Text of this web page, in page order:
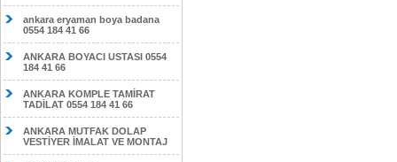
ankara eryaman boya badana
0554 184 41 66
ANKARA BOYACI USTASI 0554
184 41 66
ANKARA KOMPLE TAMİRAT
TADİLAT 0554 184 41 66
ANKARA MUTFAK DOLAP
VESTİYER İMALAT VE MONTAJ